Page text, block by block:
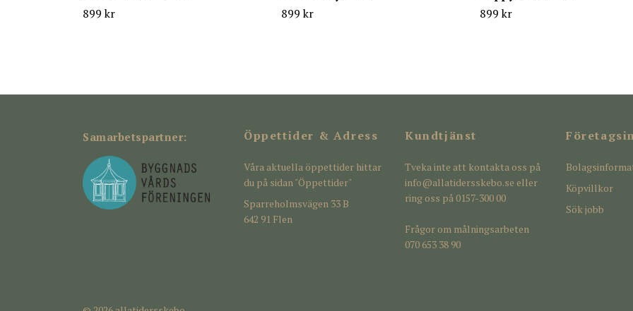
899 kr
899 kr
899 kr
Samarbetspartner: Öppettider & Adress
Våra aktuella öppettider hittar
du på sidan "Öppettider"
Sparreholmsvägen 33 B
642 91 Flen
Kundtjänst
Tveka inte att kontakta oss på
info@allatidersskebo.se eller
ring oss på 0157-300 00
Frågor om målningsarbeten
070 653 38 90
Köpvillkor
Sök jobb